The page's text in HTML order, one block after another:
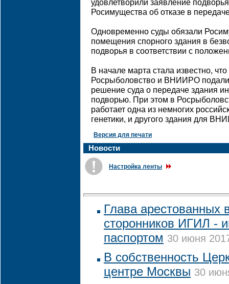
удовлетворили заявление
Росимущества об отказе в
Одновременно суды обязали
помещения спорного здания в
подворья в соответствии с
В начале марта стала известно,
Росрыболовство и ВНИИРО
решение суда о передаче здания
подворью. При этом в
работает одна из немногих
генетики, и другого здания для
Версия для печати
Новости
Настройка ленты
Глава арестованных
сторонников ИГИЛ -
паспортом 30 июня
В собственность
центре Москвы 30